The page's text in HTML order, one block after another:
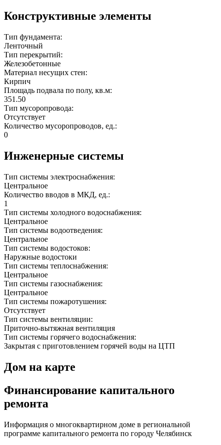
Конструктивные элементы
Тип фундамента:
Ленточный
Тип перекрытий:
Железобетонные
Материал несущих стен:
Кирпич
Площадь подвала по полу, кв.м:
351.50
Тип мусоропровода:
Отсутствует
Количество мусоропроводов, ед.:
0
Инженерные системы
Тип системы электроснабжения:
Центральное
Количество вводов в МКД, ед.:
1
Тип системы холодного водоснабжения:
Центральное
Тип системы водоотведения:
Центральное
Тип системы водостоков:
Наружные водостоки
Тип системы теплоснабжения:
Центральное
Тип системы газоснабжения:
Центральное
Тип системы пожаротушения:
Отсутствует
Тип системы вентиляции:
Приточно-вытяжная вентиляция
Тип системы горячего водоснабжения:
Закрытая с приготовлением горячей воды на ЦТП
Дом на карте
Финансирование капитального
ремонта
Информация о многоквартирном доме в региональной
программе капитального ремонта по городу Челябинск